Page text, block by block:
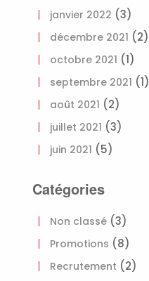
janvier 2022 (3)
décembre 2021 (2)
octobre 2021 (1)
septembre 2021 (1)
août 2021 (2)
juillet 2021 (3)
juin 2021 (5)
Catégories
Non classé (3)
Promotions (8)
Recrutement (2)